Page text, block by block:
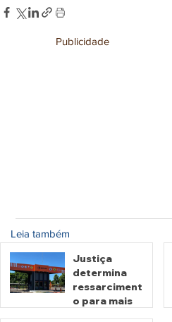
Publicidade
Leia também
Justiça
determina
ressarciment
o para mais